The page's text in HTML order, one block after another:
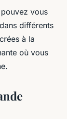
vous
différents
à la
où vous